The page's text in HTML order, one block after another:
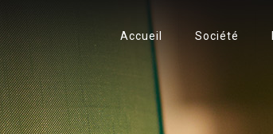
Accueil Société